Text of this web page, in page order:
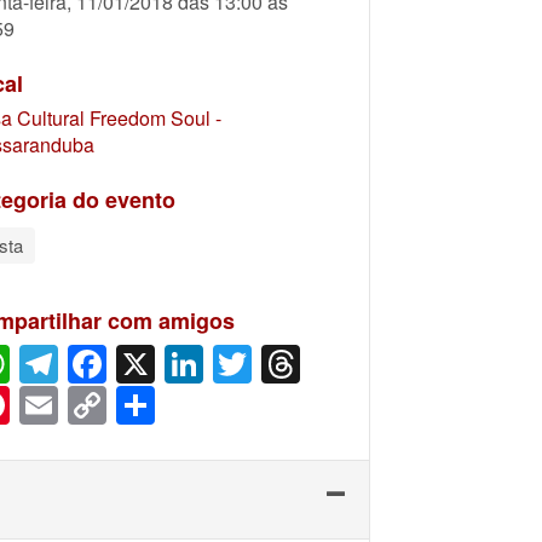
Cultural Freedom Soul -
do evento
com amigos
WhatsApp
Telegram
Facebook
X LinkedIn
Twitter
Pinterest
Email
Copy
Link